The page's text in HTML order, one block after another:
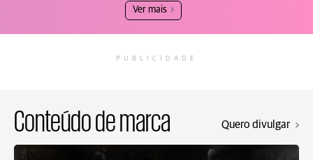
Ver mais
PUBLICIDADE
Conteúdo de marca Quero divulgar